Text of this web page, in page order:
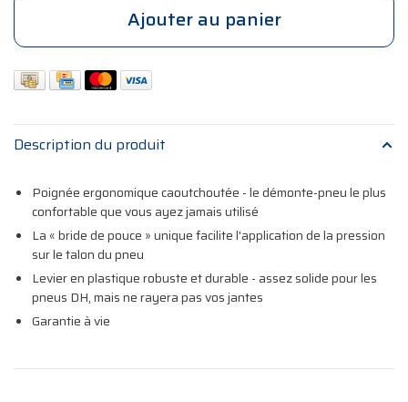
Ajouter au panier
Description du produit
Poignée ergonomique caoutchoutée - le démonte-pneu le plus
confortable que vous ayez jamais utilisé
La « bride de pouce » unique facilite l'application de la pression
sur le talon du pneu
Levier en plastique robuste et durable - assez solide pour les
pneus DH, mais ne rayera pas vos jantes
Garantie à vie